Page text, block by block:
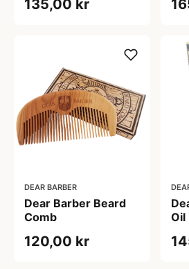
135,00 kr
DEAR BARBER
Dear Barber Beard
Comb
120,00 kr
Oil